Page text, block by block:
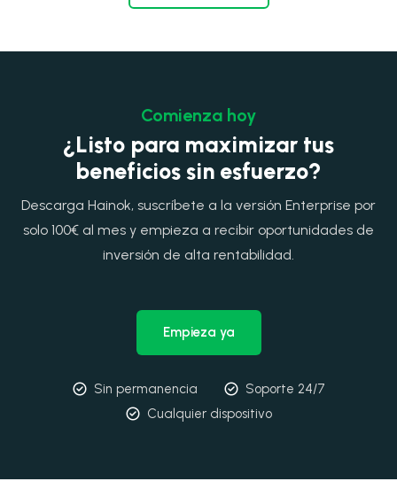
Comienza hoy
¿Listo para maximizar tus
beneficios sin esfuerzo?
Descarga Hainok, suscríbete a la versión Enterprise por
solo 100€ al mes y empieza a recibir oportunidades de
inversión de alta rentabilidad.
Empieza ya
Sin permanencia
Soporte 24/7
Cualquier dispositivo